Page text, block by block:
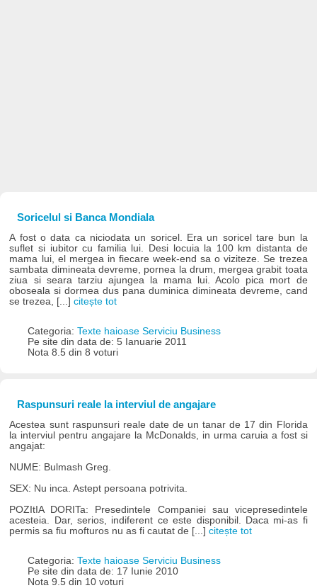
Soricelul si Banca Mondiala
A fost o data ca niciodata un soricel. Era un soricel tare bun la
suflet si iubitor cu familia lui. Desi locuia la 100 km distanta de
mama lui, el mergea in fiecare week-end sa o viziteze. Se trezea
sambata dimineata devreme, pornea la drum, mergea grabit toata
ziua si seara tarziu ajungea la mama lui. Acolo pica mort de
oboseala si dormea dus pana duminica dimineata devreme, cand
se trezea, [...]citește tot
Categoria: Texte haioase Serviciu Business
Pe site din data de: 5 Ianuarie 2011
Nota 8.5 din 8 voturi
Raspunsuri reale la interviul de angajare
Acestea sunt raspunsuri reale date de un tanar de 17 din Florida
la interviul pentru angajare la McDonalds, in urma caruia a fost si
angajat:
NUME: Bulmash Greg.
SEX: Nu inca. Astept persoana potrivita.
POZItIA DORITa: Presedintele Companiei sau vicepresedintele
acesteia. Dar, serios, indiferent ce este disponibil. Daca mi-as fi
permis sa fiu mofturos nu as fi cautat de [...]citește tot
Categoria: Texte haioase Serviciu Business
Pe site din data de: 17 Iunie 2010
Nota 9.5 din 10 voturi